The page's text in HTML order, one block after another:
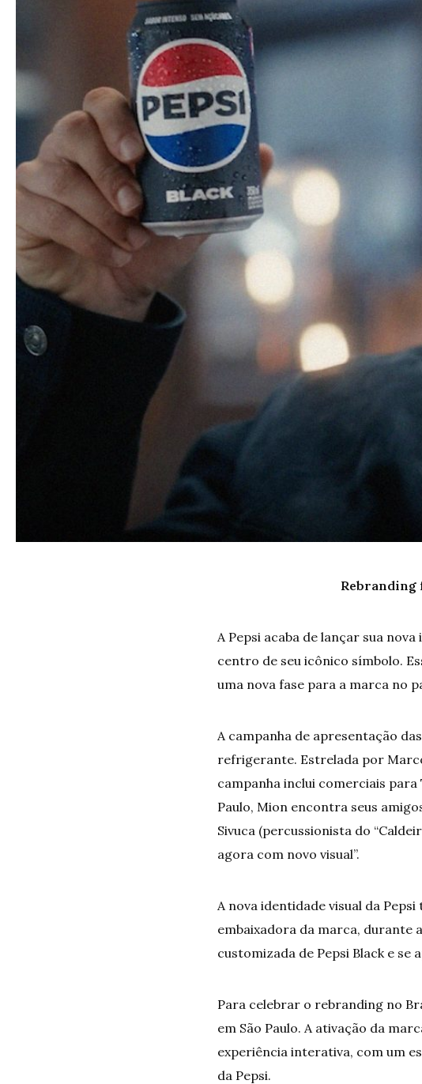
Rebranding
A Pepsi acaba de lançar sua
centro de seu icônico símbolo.
uma nova fase para a marca no
A campanha de apresentação
refrigerante. Estrelada por
campanha inclui comerciais para
Paulo, Mion encontra seus
Sivuca (percussionista do
agora com novo visual”.
A nova identidade visual da
embaixadora da marca, durante
customizada de Pepsi Black e
Para celebrar o rebranding no
em São Paulo. A ativação da
experiência interativa, com um
da Pepsi.